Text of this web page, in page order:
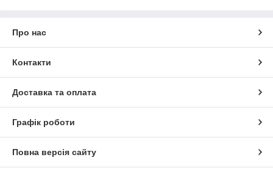
Про нас
Контакти
Доставка та оплата
Графік роботи
Повна версія сайту